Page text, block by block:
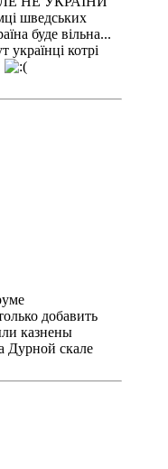
шведських
буде вільна...
українці котрі
добавить
казнены
Дурной скале